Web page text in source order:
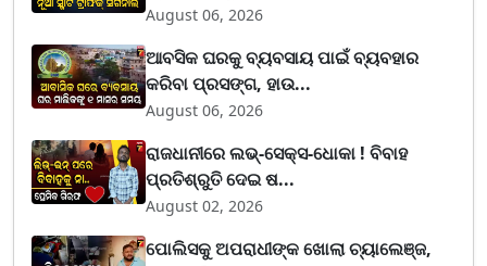
August 06, 2026
ଆବସିକ ଘରକୁ ବ୍ୟବସାୟ ପାଇଁ ବ୍ୟବହାର
କରିବା ପ୍ରସଙ୍ଗ, ହାଉ...
August 06, 2026
ରାଜଧାନୀରେ ଲଭ୍-ସେକ୍ସ-ଧୋକା ! ବିବାହ
ପ୍ରତିଶ୍ରୁତି ଦେଇ ଷ...
August 02, 2026
ପୋଲିସକୁ ଅପରାଧୀଙ୍କ ଖୋଲା ଚ୍ୟାଲେଞ୍ଜ,